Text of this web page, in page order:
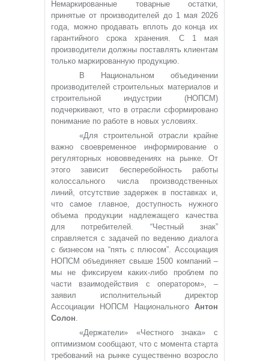
Немаркированные товарные остатки,
принятые от производителей до 1 мая 2026
года, можно продавать вплоть до конца их
гарантийного срока хранения. С 1 мая
производители должны поставлять клиентам
только маркированную продукцию.
В Национальном объединении
производителей строительных материалов и
строительной индустрии (НОПСМ)
подчеркивают, что в отрасли сформировано
понимание по работе в новых условиях.
«Для строительной отрасли крайне
важно своевременное информирование о
регуляторных нововведениях на рынке. От
этого зависит бесперебойность работы
колоссального числа производственных
линий, отсутствие задержек в поставках и,
что самое главное, доступность нужного
объема продукции надлежащего качества
для потребителей. “Честный знак”
справляется с задачей по ведению диалога
с бизнесом на “пять с плюсом”. Ассоциация
НОПСМ объединяет свыше 1500 компаний –
мы не фиксируем каких-либо проблем по
части взаимодействия с оператором», –
заявил исполнительный директор
Ассоциации НОПСМ Национального Антон
Солон.
«Держатели» «Честного знака» с
оптимизмом сообщают, что с момента старта
требований на рынке существенно возросло